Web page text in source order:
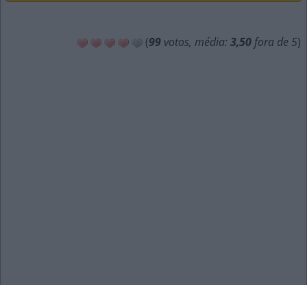
(99 votos, média: 3,50 fora de 5)